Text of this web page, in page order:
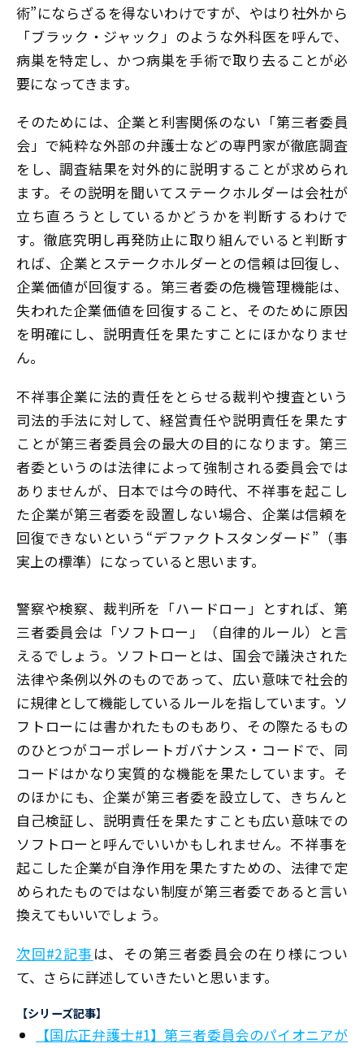
術”にならざるを得ないわけですが、やはり社外から
「ブラック・ジャック」のような外科医を呼んで、
病巣を特定し、かつ病巣を手術で取り去ることが必
要になってきます。
そのためには、企業と利害関係のない「第三者委員
会」で純粋な外部の弁護士などの専門家が徹底調査
をし、調査結果を対外的に説明することが求められ
ます。その説明を聞いてステークホルダーは会社が
立ち直ろうとしているかどうかを判断するわけで
す。徹底究明し再発防止に取り組んでいると判断す
れば、企業とステークホルダーとの信頼は回復し、
企業価値が回復する。第三者委の危機管理機能は、
失われた企業価値を回復すること、そのために原因
を明確にし、説明責任を果たすことにほかなりませ
ん。
不祥事企業に法的責任をとらせる裁判や捜査という
司法的手法に対して、経営責任や説明責任を果たす
ことが第三者委員会の最大の目的になります。第三
者委というのは法律によって強制される委員会では
ありませんが、日本では今の時代、不祥事を起こし
た企業が第三者委を設置しない場合、企業は信頼を
回復できないという“デファクトスタンダード”（事
実上の標準）になっていると思います。
警察や検察、裁判所を「ハードロー」とすれば、第
三者委員会は「ソフトロー」（自律的ルール）と言
えるでしょう。ソフトローとは、国会で議決された
法律や条例以外のものであって、広い意味で社会的
に規律として機能しているルールを指しています。ソ
フトローには書かれたものもあり、その際たるもの
のひとつがコーポレートガバナンス・コードで、同
コードはかなり実質的な機能を果たしています。そ
のほかにも、企業が第三者委を設立して、きちんと
自己検証し、説明責任を果たすことも広い意味での
ソフトローと呼んでいいかもしれません。不祥事を
起こした企業が自浄作用を果たすための、法律で定
められたものではない制度が第三者委であると言い
換えてもいいでしょう。
次回#2記事は、その第三者委員会の在り様につい
て、さらに詳述していきたいと思います。
【シリーズ記事】
【国広正弁護士#1】第三者委員会のパイオニアが